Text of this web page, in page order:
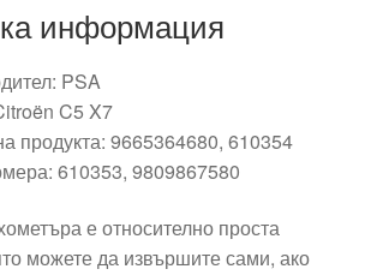
информация
PSA
C5 X7
продукта: 9665364680, 610354
610353, 9809867580
е относително проста
можете да извършите сами, ако